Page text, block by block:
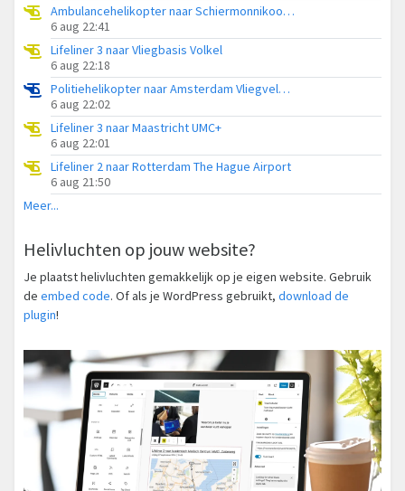
Ambulancehelikopter naar Schiermonnikoog Heliport
6 aug 22:41
Lifeliner 3 naar Vliegbasis Volkel
6 aug 22:18
Politiehelikopter naar Amsterdam Vliegveld Schiphol
6 aug 22:02
Lifeliner 3 naar Maastricht UMC+
6 aug 22:01
Lifeliner 2 naar Rotterdam The Hague Airport
6 aug 21:50
Meer...
Helivluchten op jouw website?
Je plaatst helivluchten gemakkelijk op je eigen website. Gebruik
de embed code. Of als je WordPress gebruikt, download de
plugin!